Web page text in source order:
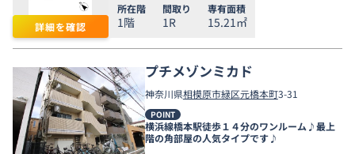
詳細を確認
所在階
1階
間取り
1R
専有面積
15.21㎡
プチメゾンミカド
神奈川県相模原市緑区元橋本町3-31
POINT
横浜線橋本駅徒歩１４分のワンルーム♪最上
階の角部屋の人気タイプです♪